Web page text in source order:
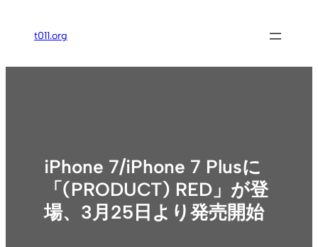
ス
t011.org
iPhone 7/iPhone 7 Plusに
「(PRODUCT) RED」が登
場、3月25日より発売開始